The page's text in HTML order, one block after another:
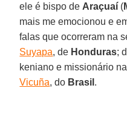
ele é bispo de Araçuaí (
mais me emocionou e
falas que ocorreram na
Suyapa, de Honduras;
keniano e missionário
Vicuña, do Brasil .